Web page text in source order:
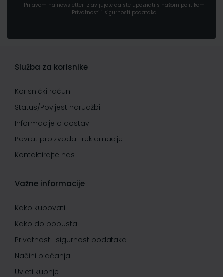
Prijavom na newsletter izjavljujete da ste upoznati s našom politikom
Privatnosti i sigurnosti podataka
Služba za korisnike
Korisnički račun
Status/Povijest narudžbi
Informacije o dostavi
Povrat proizvoda i reklamacije
Kontaktirajte nas
Važne informacije
Kako kupovati
Kako do popusta
Privatnost i sigurnost podataka
Načini plaćanja
Uvjeti kupnje